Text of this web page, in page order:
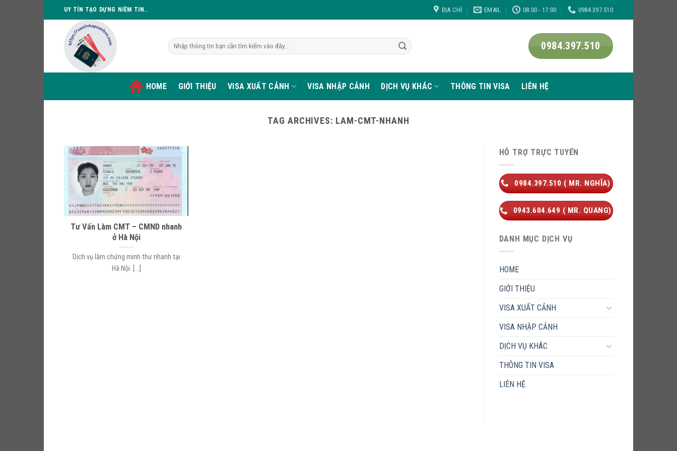
to
UY TÍN TẠO DỰNG NIỀM TIN.. ĐỊA CHỈ EMAIL 08:00 - 17:00 0984.397.510
0984.397.510
HOME GIỚI THIỆU VISA XUẤT CẢNH VISA NHẬP CẢNH DỊCH VỤ KHÁC THÔNG TIN VISA LIÊN HỆ
TAG ARCHIVES: LAM-CMT-NHANH
Tư Vấn Làm CMT – CMND nhanh
ở Hà Nội
Dịch vụ làm chứng minh thư nhanh tại
Hà Nội. [...]
HỖ TRỢ TRỰC TUYẾN
0984.397.510 ( MR. NGHĨA)
0943.604.649 ( MR. QUANG)
DANH MỤC DỊCH VỤ
HOME
GIỚI THIỆU
VISA XUẤT CẢNH
VISA NHẬP CẢNH
DỊCH VỤ KHÁC
THÔNG TIN VISA
LIÊN HỆ